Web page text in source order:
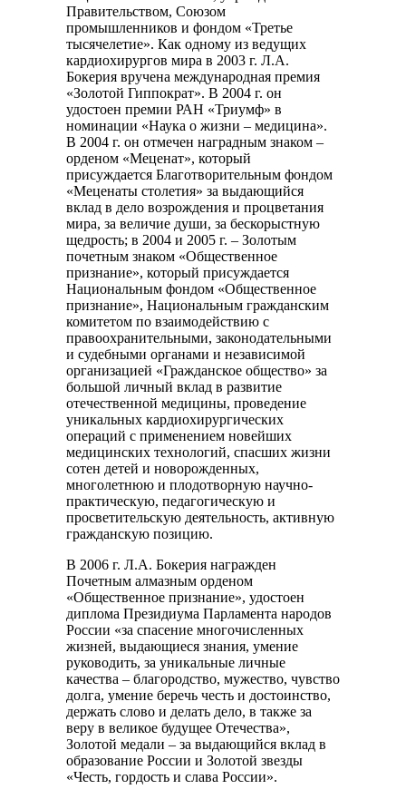
Правительством, Союзом
промышленников и фондом «Третье
тысячелетие». Как одному из ведущих
кардиохирургов мира в 2003 г. Л.А.
Бокерия вручена международная премия
«Золотой Гиппократ». В 2004 г. он
удостоен премии РАН «Триумф» в
номинации «Наука о жизни – медицина».
В 2004 г. он отмечен наградным знаком –
орденом «Меценат», который
присуждается Благотворительным фондом
«Меценаты столетия» за выдающийся
вклад в дело возрождения и процветания
мира, за величие души, за бескорыстную
щедрость; в 2004 и 2005 г. – Золотым
почетным знаком «Общественное
признание», который присуждается
Национальным фондом «Общественное
признание», Национальным гражданским
комитетом по взаимодействию с
правоохранительными, законодательными
и судебными органами и независимой
организацией «Гражданское общество» за
большой личный вклад в развитие
отечественной медицины, проведение
уникальных кардиохирургических
операций с применением новейших
медицинских технологий, спасших жизни
сотен детей и новорожденных,
многолетнюю и плодотворную научно-
практическую, педагогическую и
просветительскую деятельность, активную
гражданскую позицию.
В 2006 г. Л.А. Бокерия награжден
Почетным алмазным орденом
«Общественное признание», удостоен
диплома Президиума Парламента народов
России «за спасение многочисленных
жизней, выдающиеся знания, умение
руководить, за уникальные личные
качества – благородство, мужество, чувство
долга, умение беречь честь и достоинство,
держать слово и делать дело, в также за
веру в великое будущее Отечества»,
Золотой медали – за выдающийся вклад в
образование России и Золотой звезды
«Честь, гордость и слава России».